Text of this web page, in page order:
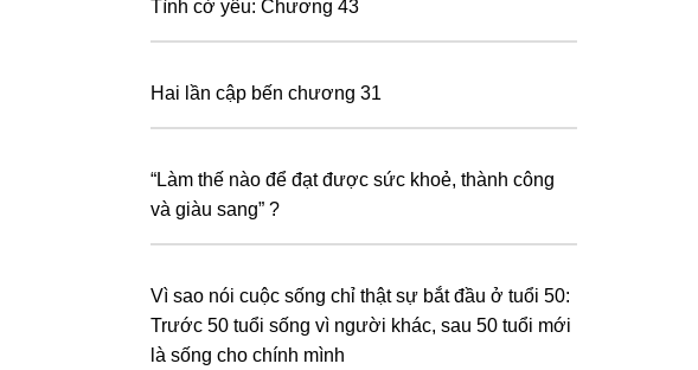
Tình cờ yêu: Chương 43
Hai lần cập bến chương 31
“Làm thế nào để đạt được sức khoẻ, thành công
và giàu sang” ?
Vì sao nói cuộc sống chỉ thật sự bắt đầu ở tuổi 50:
Trước 50 tuổi sống vì người khác, sau 50 tuổi mới
là sống cho chính mình